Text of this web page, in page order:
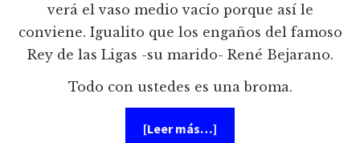
verá el vaso medio vacío porque así le
conviene. Igualito que los engaños del famoso
Rey de las Ligas -su marido- René Bejarano.
Todo con ustedes es una broma.
[Leer más…]